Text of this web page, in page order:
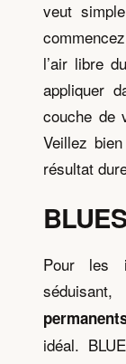
veut
l’air libre
appliquer
couche de
Veillez
résultat
Pour les
idéal.